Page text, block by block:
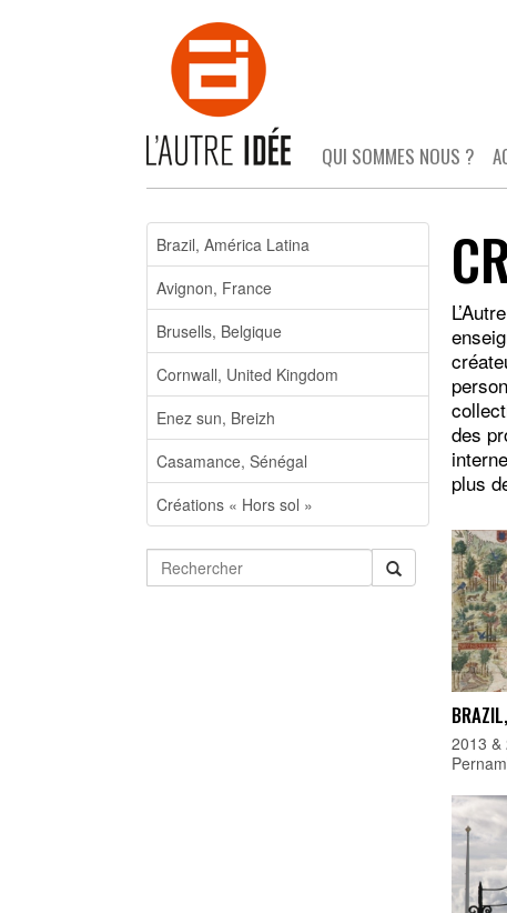
QUI SOMMES NOUS ?
des
plus
2013 &
Brazil, América Latina
Avignon, France
Brusells, Belgique
Cornwall, United Kingdom
Enez sun, Breizh
Casamance, Sénégal
Créations « Hors sol »